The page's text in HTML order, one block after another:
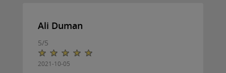
Ali Duman
5/5
2021-10-05